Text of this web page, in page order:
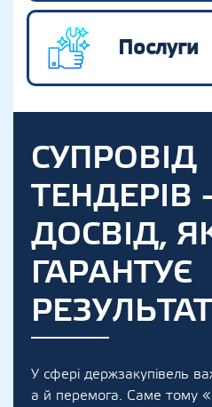
Послуги
СУПРОВІД
ТЕНДЕРІВ
ДОСВІД,
ГАРАНТУЄ
РЕЗУЛЬТАТ
У сфері держзакупівель
а й перемога. Саме тому